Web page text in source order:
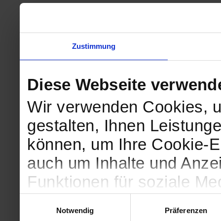
Zustimmung
Diese Webseite
Wir verwenden Cookies,
gestalten, Ihnen
können, um Ihre Cookie-
auch um Inhalte und
Funktionen für soziale
Notwendig
Präferenzen